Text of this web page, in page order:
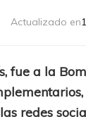
Actualizado en
fue a la
redes